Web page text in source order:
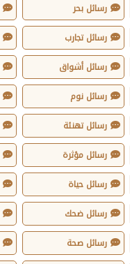
رسائل بحر
رسائل تجارب
رسائل أشواق
رسائل نوم
رسائل تهنئة
رسائل مؤثرة
رسائل حياة
رسائل ضحك
رسائل صحة